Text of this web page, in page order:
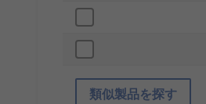
類似製品を探す